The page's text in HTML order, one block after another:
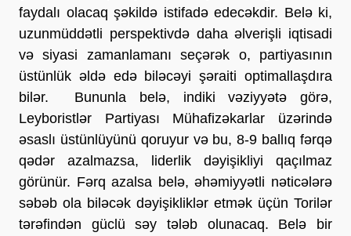
faydalı olacaq şəkildə istifadə edecəkdir. Belə ki,
uzunmüddətli perspektivdə daha əlverişli iqtisadi
və siyasi zamanlamanı seçərək o, partiyasının
üstünlük əldə edə biləcəyi şəraiti optimallaşdıra
bilər. Bununla belə, indiki vəziyyətə görə,
Leyboristlər Partiyası Mühafizəkarlar üzərində
əsaslı üstünlüyünü qoruyur və bu, 8-9 ballıq fərqə
qədər azalmazsa, liderlik dəyişikliyi qaçılmaz
görünür. Fərq azalsa belə, əhəmiyyətli nəticələrə
səbəb ola biləcək dəyişikliklər etmək üçün Torilər
tərəfindən güclü səy tələb olunacaq. Belə bir